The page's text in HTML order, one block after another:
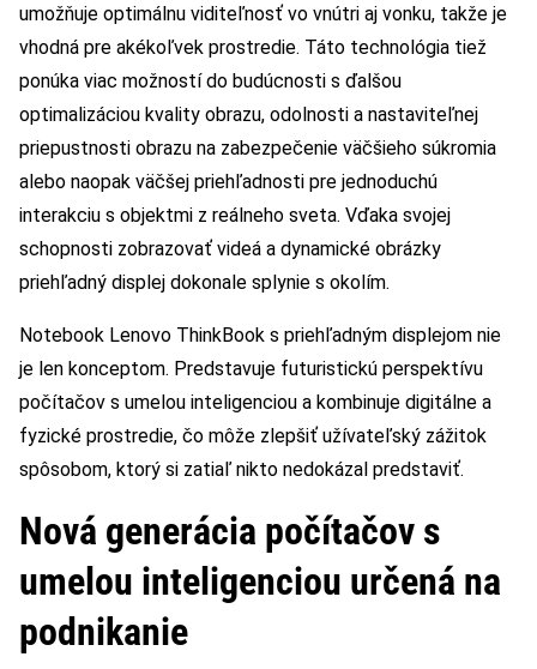
umožňuje optimálnu viditeľnosť vo vnútri aj vonku, takže je
vhodná pre akékoľvek prostredie. Táto technológia tiež
ponúka viac možností do budúcnosti s ďalšou
optimalizáciou kvality obrazu, odolnosti a nastaviteľnej
priepustnosti obrazu na zabezpečenie väčšieho súkromia
alebo naopak väčšej priehľadnosti pre jednoduchú
interakciu s objektmi z reálneho sveta. Vďaka svojej
schopnosti zobrazovať videá a dynamické obrázky
priehľadný displej dokonale splynie s okolím.
Notebook Lenovo ThinkBook s priehľadným displejom nie
je len konceptom. Predstavuje futuristickú perspektívu
počítačov s umelou inteligenciou a kombinuje digitálne a
fyzické prostredie, čo môže zlepšiť užívateľský zážitok
spôsobom, ktorý si zatiaľ nikto nedokázal predstaviť.
Nová generácia počítačov s
umelou inteligenciou určená na
podnikanie